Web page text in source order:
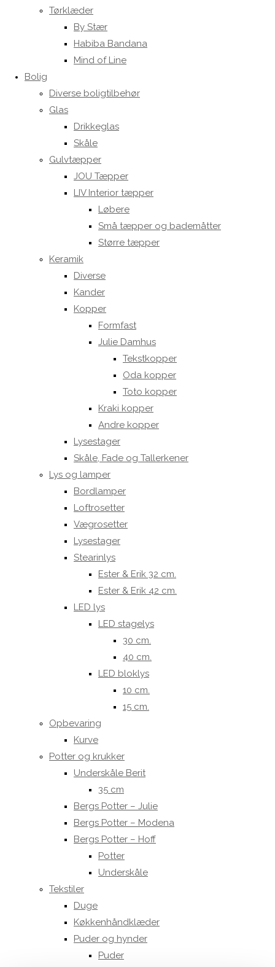
Tørklæder
By Stær
Habiba Bandana
Mind of Line
Bolig
Diverse boligtilbehør
Glas
Drikkeglas
Skåle
Gulvtæpper
JOU Tæpper
LIV Interior tæpper
Løbere
Små tæpper og bademåtter
Større tæpper
Keramik
Diverse
Kander
Kopper
Formfast
Julie Damhus
Tekstkopper
Oda kopper
Toto kopper
Kraki kopper
Andre kopper
Lysestager
Skåle, Fade og Tallerkener
Lys og lamper
Bordlamper
Loftrosetter
Vægrosetter
Lysestager
Stearinlys
Ester & Erik 32 cm.
Ester & Erik 42 cm.
LED lys
LED stagelys
30 cm.
40 cm.
LED bloklys
10 cm.
15 cm.
Opbevaring
Kurve
Potter og krukker
Underskåle Berit
35 cm
Bergs Potter – Julie
Bergs Potter – Modena
Bergs Potter – Hoff
Potter
Underskåle
Tekstiler
Duge
Køkkenhåndklæder
Puder og hynder
Puder